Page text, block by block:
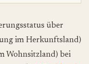
über
im Herkunftsland)
Wohnsitzland) bei